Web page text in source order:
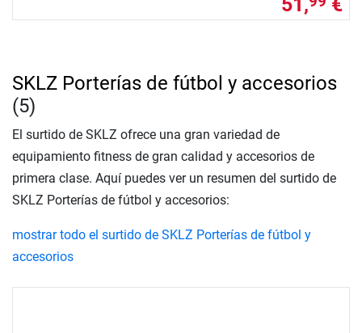
SKLZ Porterías de fútbol y accesorios
(5)
El surtido de SKLZ ofrece una gran variedad de
equipamiento fitness de gran calidad y accesorios de
primera clase. Aquí puedes ver un resumen del surtido de
SKLZ Porterías de fútbol y accesorios:
mostrar todo el surtido de SKLZ Porterías de fútbol y
accesorios